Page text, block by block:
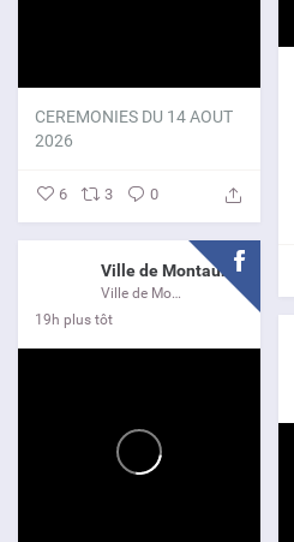
CEREMONIES DU 14 AOUT
2026
6 3 0
Ville de Montauroux
Ville de Montauroux
19h plus tôt